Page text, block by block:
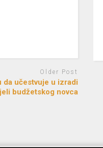
Older Post
da učestvuje u izradi
budžetskog novca